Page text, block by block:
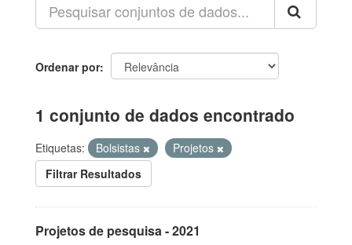
Ordenar por
1 conjunto de dados encontrado
Etiquetas: Bolsistas
Projetos
Filtrar Resultados
Projetos de pesquisa - 2021